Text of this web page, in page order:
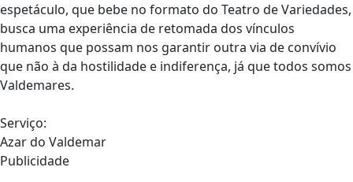
espetáculo, que bebe no formato do Teatro de Variedades,
busca uma experiência de retomada dos vínculos
humanos que possam nos garantir outra via de convívio
que não à da hostilidade e indiferença, já que todos somos
Valdemares.
Serviço:
Azar do Valdemar
Publicidade